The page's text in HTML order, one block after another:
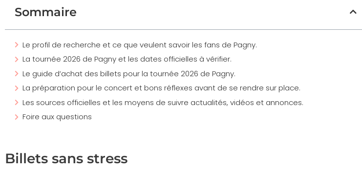
Sommaire
Le profil de recherche et ce que veulent savoir les fans de Pagny.
La tournée 2026 de Pagny et les dates officielles à vérifier.
Le guide d’achat des billets pour la tournée 2026 de Pagny.
La préparation pour le concert et bons réflexes avant de se rendre sur place.
Les sources officielles et les moyens de suivre actualités, vidéos et annonces.
Foire aux questions
Billets sans stress